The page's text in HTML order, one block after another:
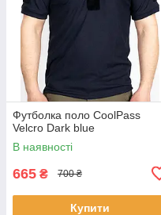
Футболка поло CoolPass
Velcro Dark blue
В наявності
665 ₴ 700 ₴
Купити